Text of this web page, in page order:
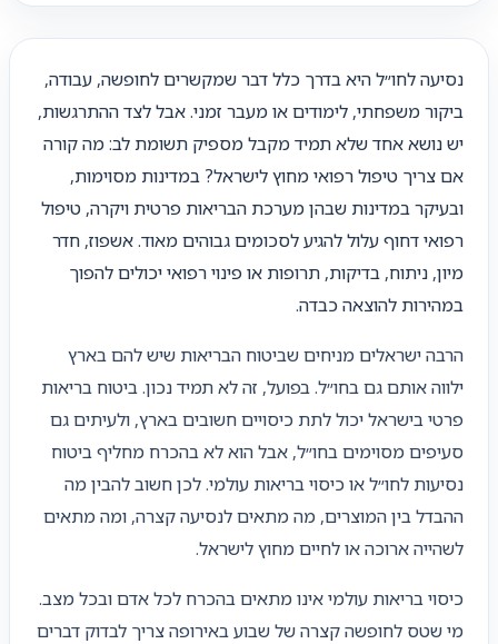
נסיעה לחו״ל היא בדרך כלל דבר שמקשרים לחופשה, עבודה,
ביקור משפחתי, לימודים או מעבר זמני. אבל לצד ההתרגשות,
יש נושא אחד שלא תמיד מקבל מספיק תשומת לב: מה קורה
אם צריך טיפול רפואי מחוץ לישראל? במדינות מסוימות,
ובעיקר במדינות שבהן מערכת הבריאות פרטית ויקרה, טיפול
רפואי דחוף עלול להגיע לסכומים גבוהים מאוד. אשפוז, חדר
מיון, ניתוח, בדיקות, תרופות או פינוי רפואי יכולים להפוך
במהירות להוצאה כבדה.
הרבה ישראלים מניחים שביטוח הבריאות שיש להם בארץ
ילווה אותם גם בחו״ל. בפועל, זה לא תמיד נכון. ביטוח בריאות
פרטי בישראל יכול לתת כיסויים חשובים בארץ, ולעיתים גם
סעיפים מסוימים בחו״ל, אבל הוא לא בהכרח מחליף ביטוח
נסיעות לחו״ל או כיסוי בריאות עולמי. לכן חשוב להבין מה
ההבדל בין המוצרים, מה מתאים לנסיעה קצרה, ומה מתאים
לשהייה ארוכה או לחיים מחוץ לישראל.
כיסוי בריאות עולמי אינו מתאים בהכרח לכל אדם ובכל מצב.
מי שטס לחופשה קצרה של שבוע באירופה צריך לבדוק דברים